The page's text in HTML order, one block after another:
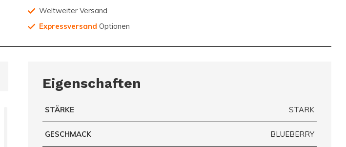
Weltweiter Versand
Expressversand Optionen
Eigenschaften
STÄRKE STARK
GESCHMACK BLUEBERRY